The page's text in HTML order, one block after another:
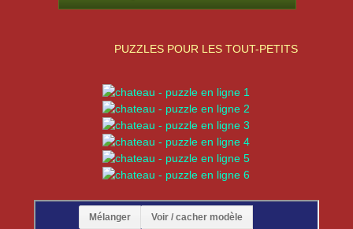
PUZZLES POUR LES TOUT-PETITS